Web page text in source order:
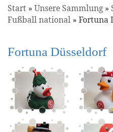
Start » Unsere Sammlung »
Fußball national » Fortuna
Fortuna Düsseldorf